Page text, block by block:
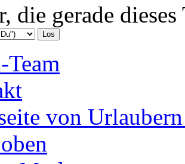
die gerade
Team
von